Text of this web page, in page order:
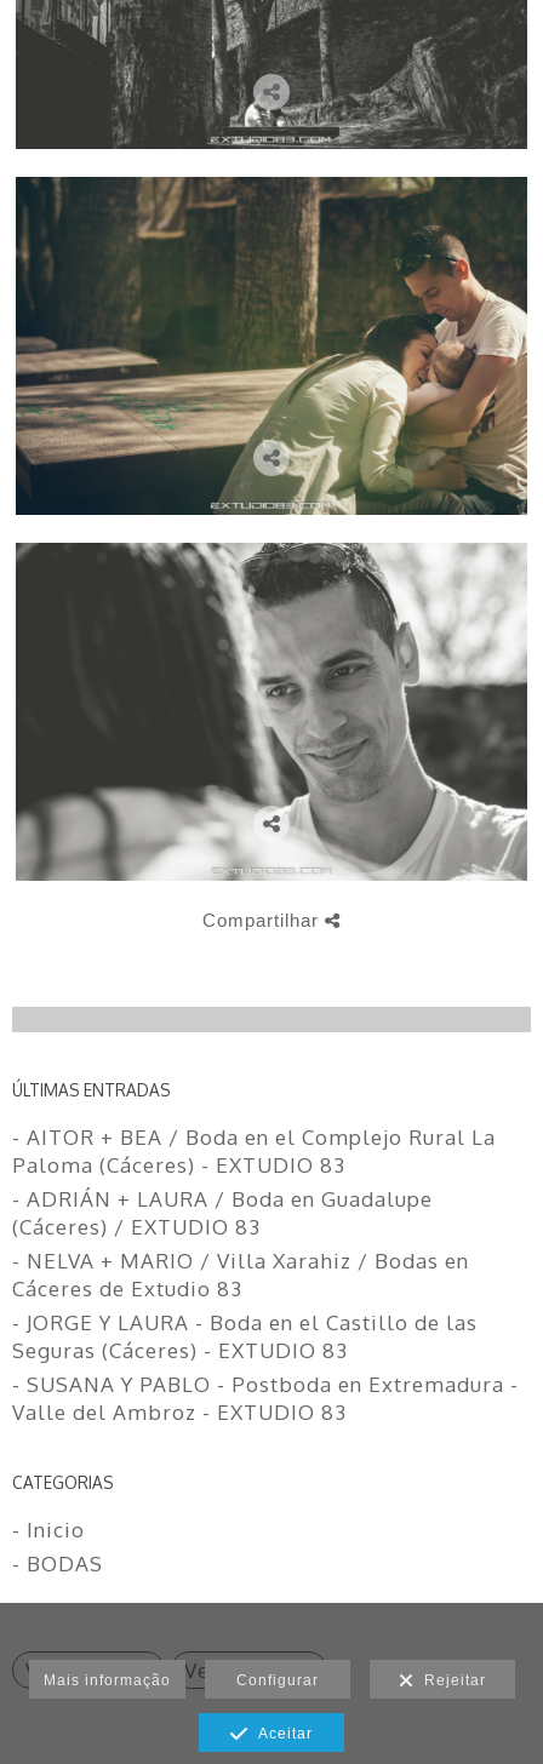
Compartilhar
ÚLTIMAS ENTRADAS
- AITOR + BEA / Boda en el Complejo Rural La
Paloma (Cáceres) - EXTUDIO 83
- ADRIÁN + LAURA / Boda en Guadalupe
(Cáceres) / EXTUDIO 83
- NELVA + MARIO / Villa Xarahiz / Bodas en
Cáceres de Extudio 83
- JORGE Y LAURA - Boda en el Castillo de las
Seguras (Cáceres) - EXTUDIO 83
- SUSANA Y PABLO - Postboda en Extremadura -
Valle del Ambroz - EXTUDIO 83
CATEGORIAS
- Inicio
- BODAS
Ver anterior Ver seguinte
Mais informação Configurar Rejeitar
Aceitar